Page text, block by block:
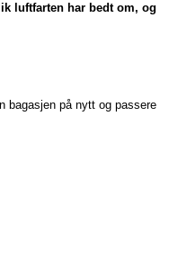
luftfarten har bedt om, og
bagasjen på nytt og passere